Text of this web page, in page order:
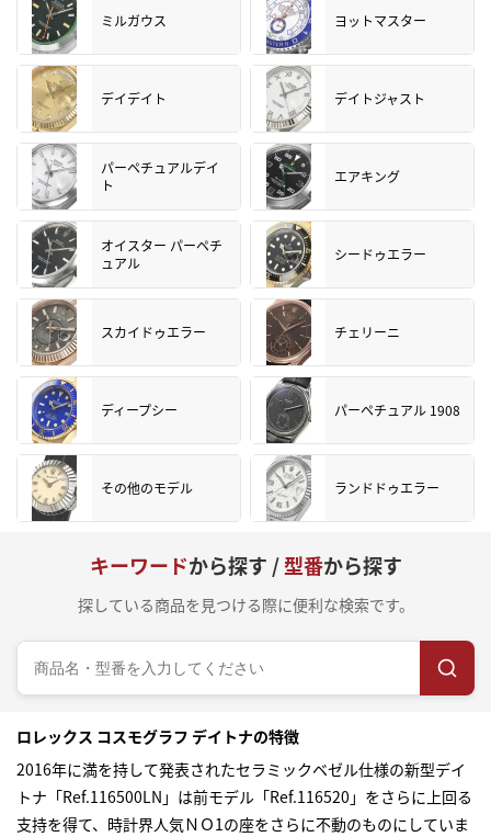
ミルガウス ヨットマスター
デイデイト デイトジャスト
パーペチュアルデイ
ト
エアキング
オイスター パーペチ
ュアル
シードゥエラー
スカイドゥエラー チェリーニ
ディープシー パーペチュアル 1908
その他のモデル ランドドゥエラー
キーワードから探す /型番から探す
探している商品を見つける際に便利な検索です。
ロレックス コスモグラフ デイトナの特徴
2016年に満を持して発表されたセラミックベゼル仕様の新型デイ
トナ「Ref.116500LN」は前モデル「Ref.116520」をさらに上回る
支持を得て、時計界人気ＮＯ1の座をさらに不動のものにしていま